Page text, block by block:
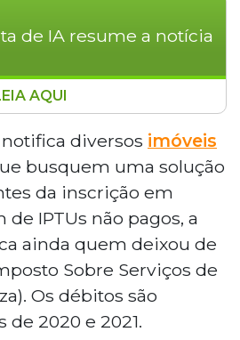
de IA resume a notícia
Grande divulgou
dívidas de IPTU e ISSQN
R$
R$ 1.154.253,72 da
R$ 720.581,73 do
e R$ 60.434,25 da
(2 imóveis). Os
dias para regularizar a
antes da
ativa e possível
AQUI
diversos imóveis
busquem uma solução
da inscrição em
IPTUs não pagos, a
ainda quem deixou de
Sobre Serviços de
Os débitos são
de 2020 e 2021.